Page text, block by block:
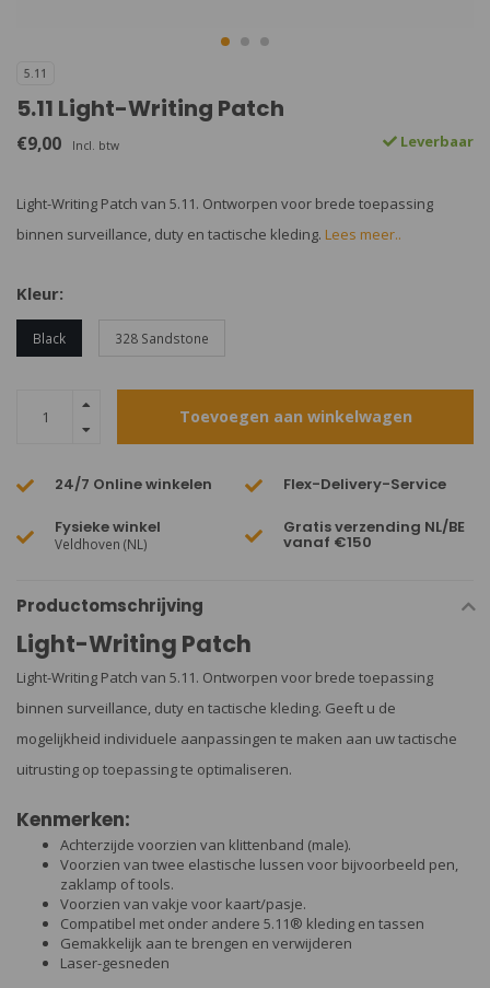
5.11
5.11 Light-Writing Patch
€9,00 Incl. btw Leverbaar
Light-Writing Patch van 5.11. Ontworpen voor brede toepassing
binnen surveillance, duty en tactische kleding. Lees meer..
Kleur:
Black 328 Sandstone
Toevoegen aan winkelwagen
24/7 Online winkelen Flex-Delivery-Service
Fysieke winkel
Veldhoven (NL)
Gratis verzending NL/BE
vanaf €150
Productomschrijving
Light-Writing Patch
Light-Writing Patch van 5.11. Ontworpen voor brede toepassing
binnen surveillance, duty en tactische kleding. Geeft u de
mogelijkheid individuele aanpassingen te maken aan uw tactische
uitrusting op toepassing te optimaliseren.
Kenmerken:
Achterzijde voorzien van klittenband (male).
Voorzien van twee elastische lussen voor bijvoorbeeld pen,
zaklamp of tools.
Voorzien van vakje voor kaart/pasje.
Compatibel met onder andere 5.11® kleding en tassen
Gemakkelijk aan te brengen en verwijderen
Laser-gesneden